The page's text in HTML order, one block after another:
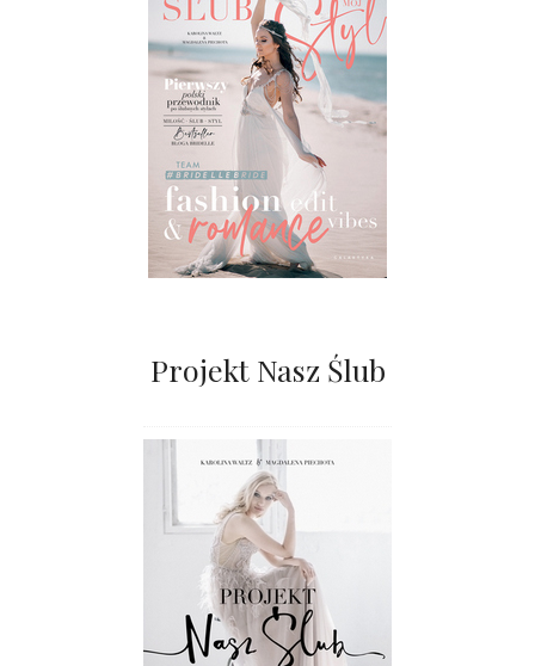
Projekt Nasz Ślub